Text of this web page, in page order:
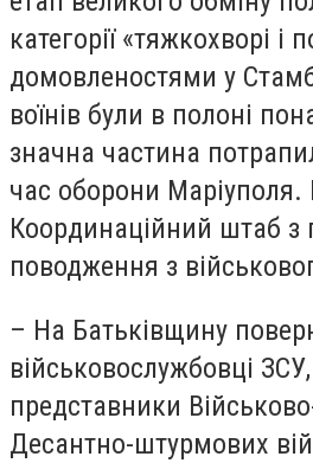
категорії «тяжкохворі і
домовленостями у
воїнів були в полоні
значна частина
час оборони Маріуполя.
Координаційний штаб з
поводження з
– На Батьківщину
військовослужбовці
представники
Десантно-штурмових